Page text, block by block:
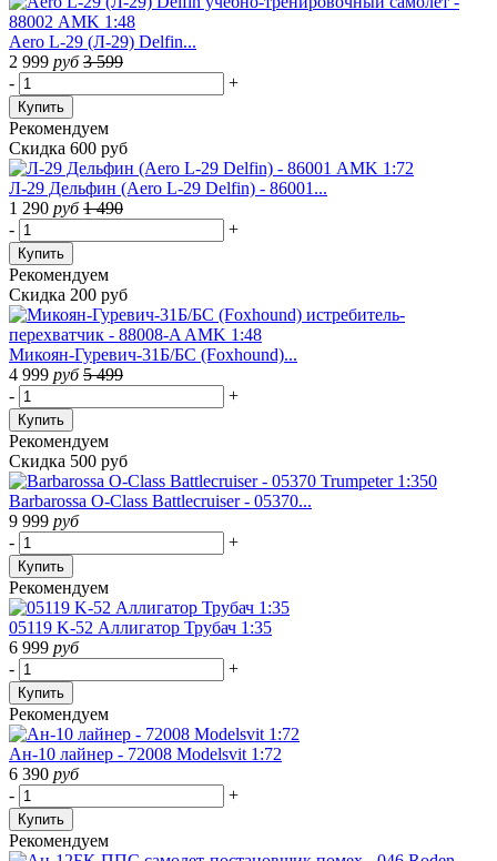
Aero L-29 (Л-29) Delfin...
2 999 руб 3 599
-
+
Купить
Рекомендуем
Скидка 600 руб
Л-29 Дельфин (Aero L-29 Delfin) - 86001...
1 290 руб 1 490
-
+
Купить
Рекомендуем
Скидка 200 руб
Микоян-Гуревич-31Б/БС (Foxhound)...
4 999 руб 5 499
-
+
Купить
Рекомендуем
Скидка 500 руб
Barbarossa O-Class Battlecruiser - 05370...
9 999 руб
-
+
Купить
Рекомендуем
05119 K-52 Аллигатор Трубач 1:35
6 999 руб
-
+
Купить
Рекомендуем
Ан-10 лайнер - 72008 Modelsvit 1:72
6 390 руб
-
+
Купить
Рекомендуем